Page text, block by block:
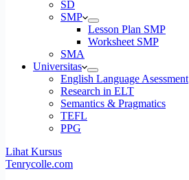
SD
SMP
Lesson Plan SMP
Worksheet SMP
SMA
Universitas
English Language Asessment
Research in ELT
Semantics & Pragmatics
TEFL
PPG
Lihat Kursus
Tenrycolle.com